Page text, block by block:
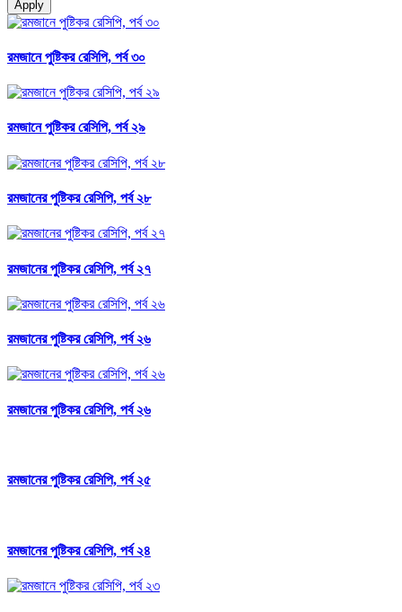
Apply
রমজানে পুষ্টিকর রেসিপি, পর্ব ৩০
রমজানে পুষ্টিকর রেসিপি, পর্ব ২৯
রমজানের পুষ্টিকর রেসিপি, পর্ব ২৮
রমজানের পুষ্টিকর রেসিপি, পর্ব ২৭
রমজানের পুষ্টিকর রেসিপি, পর্ব ২৬
রমজানের পুষ্টিকর রেসিপি, পর্ব ২৬
রমজানের পুষ্টিকর রেসিপি, পর্ব ২৫
রমজানের পুষ্টিকর রেসিপি, পর্ব ২৪